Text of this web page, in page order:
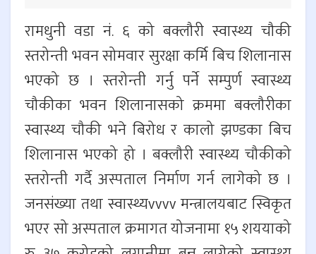
रामधुनी वडा नं. ६ को बक्लौरी स्वास्थ्य चौकी
स्तरोन्ती भवन सोमवार सुरक्षा कर्मि बिच शिलानास
भएको छ । स्तरोन्ती गर्नु पर्ने सम्पुर्ण स्वास्थ्य
चौकीका भवन शिलानासको क्रममा बक्लौरीका
स्वास्थ्य चौकी भने बिरोध र कालो झण्डका बिच
शिलानास भएको हो । बक्लौरी स्वास्थ्य चौकीको
स्तरोन्ती गर्दै अस्पताल निर्माण गर्न लागेको छ ।
जनसंख्या तथा स्वास्थ्यvvvv मन्त्रालयबाट स्विकृत
भएर सो अस्पताल क्रमागत योजनामा १५ शययाको